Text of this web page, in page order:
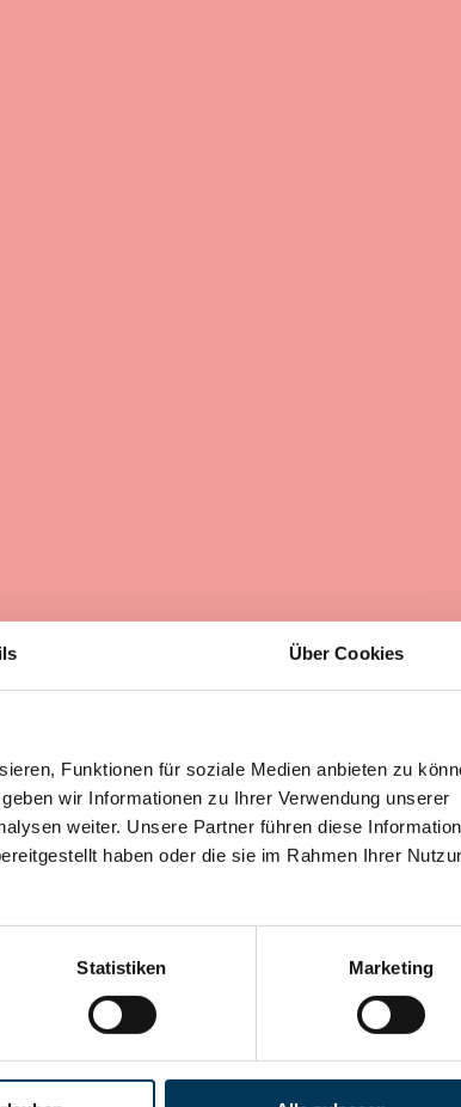
Über Cookies
Funktionen für soziale Medien anbieten zu
wir Informationen zu Ihrer Verwendung unserer
weiter. Unsere Partner führen diese
haben oder die sie im Rahmen Ihrer
Statistiken Marketing